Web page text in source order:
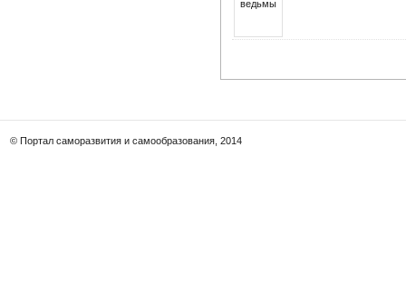
© Портал саморазвития и самообразования, 2014